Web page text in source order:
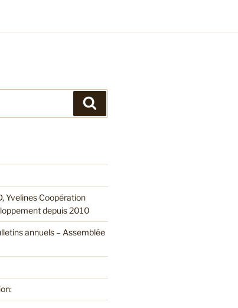
Yvelines Coopération
depuis 2010
annuels – Assemblée